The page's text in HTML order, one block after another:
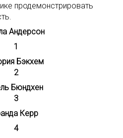
продемонстрировать
Андерсон
Бэкхем
Бюндхен
Керр